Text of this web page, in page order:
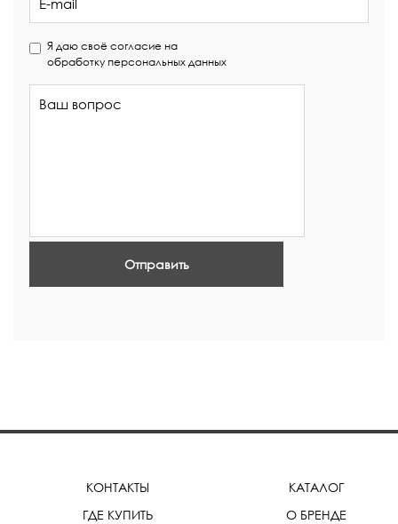
Я даю своё согласие на
обработку персональных данных
Отправить
КОНТАКТЫ
ГДЕ КУПИТЬ
КАТАЛОГ
О БРЕНДЕ